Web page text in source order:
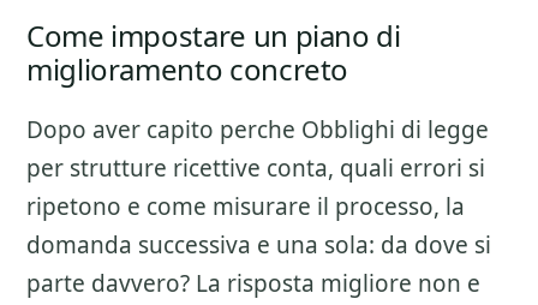
Come impostare un piano di
miglioramento concreto
Dopo aver capito perche Obblighi di legge
per strutture ricettive conta, quali errori si
ripetono e come misurare il processo, la
domanda successiva e una sola: da dove si
parte davvero? La risposta migliore non e